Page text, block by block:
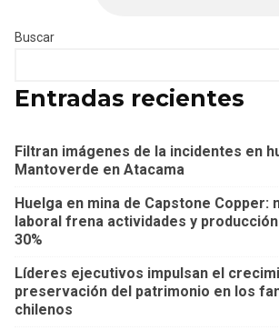
Buscar
Entradas recientes
Filtran imágenes de la incidentes en
Mantoverde en Atacama
Huelga en mina de Capstone Copper:
laboral frena actividades y
30%
Líderes ejecutivos impulsan el
preservación del patrimonio en los
chilenos